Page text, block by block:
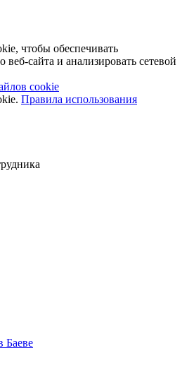
чтобы обеспечивать
сайта и анализировать сетевой
cookie
Правила использования
Баеве